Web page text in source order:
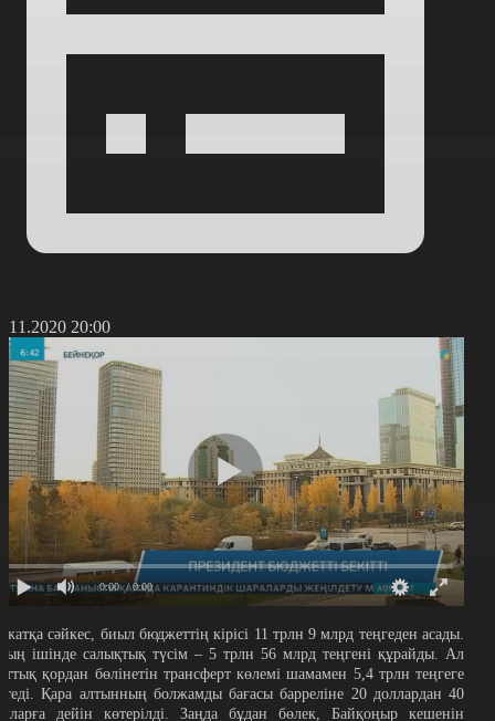
20:00
0:00 / 0:00
сәйкес, биыл бюджеттің кірісі 11 трлн 9 млрд теңгеден асады.
ішінде салықтық түсім – 5 трлн 56 млрд теңгені құрайды. Ал
қордан бөлінетін трансферт көлемі шамамен 5,4 трлн теңгеге
Қара алтынның болжамды бағасы барреліне 20 доллардан 40
дейін көтерілді. Заңда бұдан бөлек, Байқоңыр кешенін